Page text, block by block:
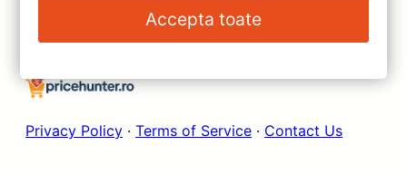
4+64GB, 10″ IPS, Octa-core
1.6GHz, Bluetooth 5.1 și DSP
pentru o experiență completă la
Privacy Policy · Terms of Service · Contact Us
Accepta toate